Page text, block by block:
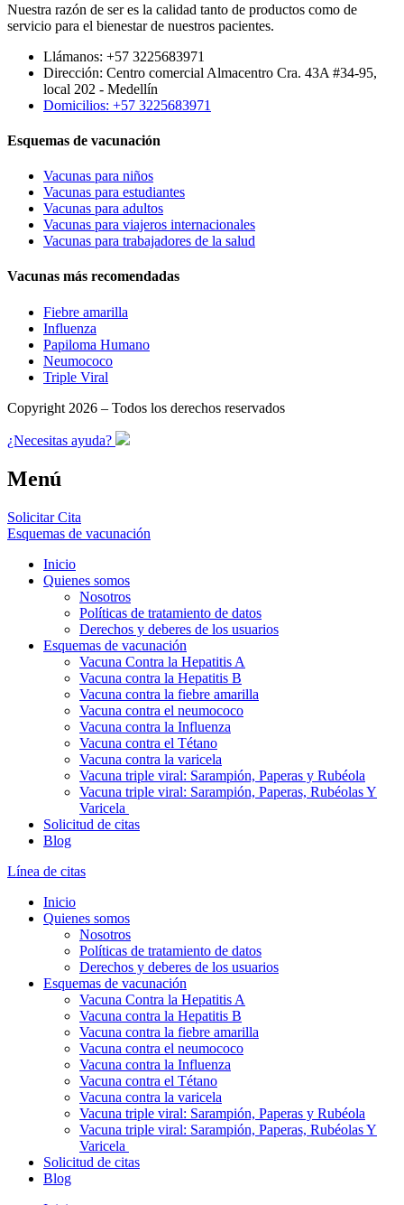
Nuestra razón de ser es la calidad tanto de productos como de
servicio para el bienestar de nuestros pacientes.
Llámanos: +57 3225683971
Dirección: Centro comercial Almacentro Cra. 43A #34-95,
local 202 - Medellín
Domicilios: +57 3225683971
Esquemas de vacunación
Vacunas para niños
Vacunas para estudiantes
Vacunas para adultos
Vacunas para viajeros internacionales
Vacunas para trabajadores de la salud
Vacunas más recomendadas
Fiebre amarilla
Influenza
Papiloma Humano
Neumococo
Triple Viral
Copyright 2026 – Todos los derechos reservados
¿Necesitas ayuda?
Menú
Solicitar Cita
Esquemas de vacunación
Inicio
Quienes somos
Nosotros
Políticas de tratamiento de datos
Derechos y deberes de los usuarios
Esquemas de vacunación
Vacuna Contra la Hepatitis A
Vacuna contra la Hepatitis B
Vacuna contra la fiebre amarilla
Vacuna contra el neumococo
Vacuna contra la Influenza
Vacuna contra el Tétano
Vacuna contra la varicela
Vacuna triple viral: Sarampión, Paperas y Rubéola
Vacuna triple viral: Sarampión, Paperas, Rubéolas Y
Varicela
Solicitud de citas
Blog
Línea de citas
Inicio
Quienes somos
Nosotros
Políticas de tratamiento de datos
Derechos y deberes de los usuarios
Esquemas de vacunación
Vacuna Contra la Hepatitis A
Vacuna contra la Hepatitis B
Vacuna contra la fiebre amarilla
Vacuna contra el neumococo
Vacuna contra la Influenza
Vacuna contra el Tétano
Vacuna contra la varicela
Vacuna triple viral: Sarampión, Paperas y Rubéola
Vacuna triple viral: Sarampión, Paperas, Rubéolas Y
Varicela
Solicitud de citas
Blog